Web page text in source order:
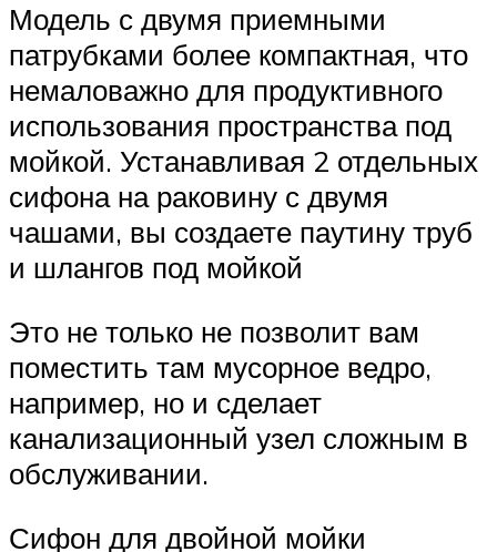
Модель с двумя приемными
патрубками более компактная, что
немаловажно для продуктивного
использования пространства под
мойкой. Устанавливая 2 отдельных
сифона на раковину с двумя
чашами, вы создаете паутину труб
и шлангов под мойкой
Это не только не позволит вам
поместить там мусорное ведро,
например, но и сделает
канализационный узел сложным в
обслуживании.
Сифон для двойной мойки